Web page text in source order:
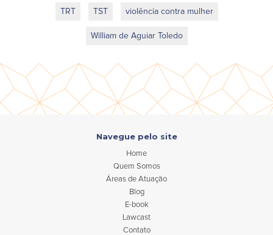
TRT TST violência contra mulher
William de Aguiar Toledo
Navegue pelo site
Home
Quem Somos
Áreas de Atuação
Blog
E-book
Lawcast
Contato